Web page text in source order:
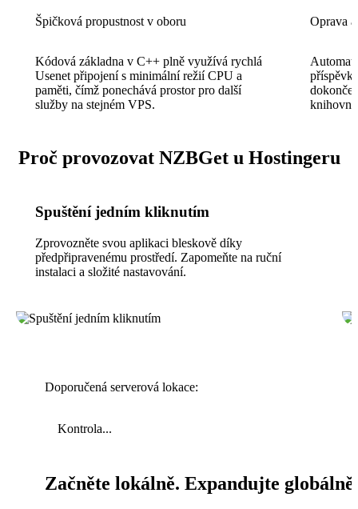
Špičková propustnost v oboru
Kódová základna v C++ plně využívá rychlá
Usenet připojení s minimální režií CPU a
paměti, čímž ponechává prostor pro další
služby na stejném VPS.
Oprava
Proč provozovat NZBGet u Hostingeru
Spuštění jedním kliknutím
Zprovozněte svou aplikaci bleskově díky
předpřipravenému prostředí. Zapomeňte na ruční
instalaci a složité nastavování.
Doporučená serverová lokace:
Kontrola...
Začněte lokálně. Expandujte globálně